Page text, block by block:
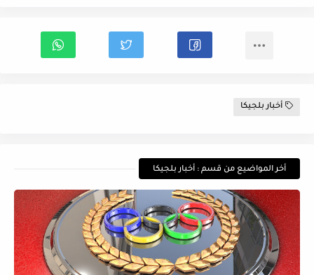
أخبار بلجيكا
أخر المواضيع من قسم : أخبار بلجيكا